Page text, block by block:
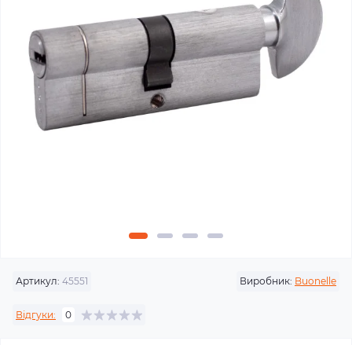
Артикул: 45551 Виробник: Buonelle
Відгуки: 0